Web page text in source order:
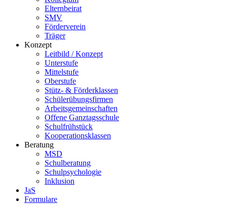
Elternbeirat
SMV
Förderverein
Träger
Konzept
Leitbild / Konzept
Unterstufe
Mittelstufe
Oberstufe
Stütz- & Förderklassen
Schülerübungsfirmen
Arbeitsgemeinschaften
Offene Ganztagsschule
Schulfrühstück
Kooperationsklassen
Beratung
MSD
Schulberatung
Schulpsychologie
Inklusion
JaS
Formulare